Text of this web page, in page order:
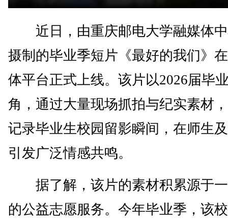
近日，由重庆邮电大学融媒体中
摄制的毕业季短片《最好的我们》
体平台正式上线。该片以2026届毕
角，通过大量现场抓拍与纪实素材
记录毕业生校园留影瞬间，在师生
引发广泛情感共鸣。
据了解，该片的素材积累源于一
的公益志愿服务。今年毕业季，该